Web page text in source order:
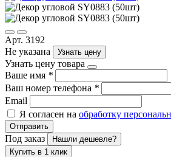
Арт. 3192
Не указана
Узнать цену
Узнать цену товара
Ваше имя *
Ваш номер телефона *
Email
Я согласен на обработку
Отправить
Под заказ
Нашли дешевле?
Купить в 1 клик